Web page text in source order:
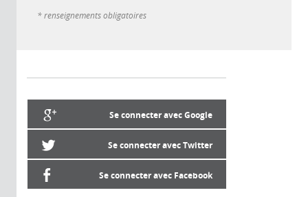
* renseignements obligatoires
Se connecter avec Google
Se connecter avec Twitter
Se connecter avec Facebook